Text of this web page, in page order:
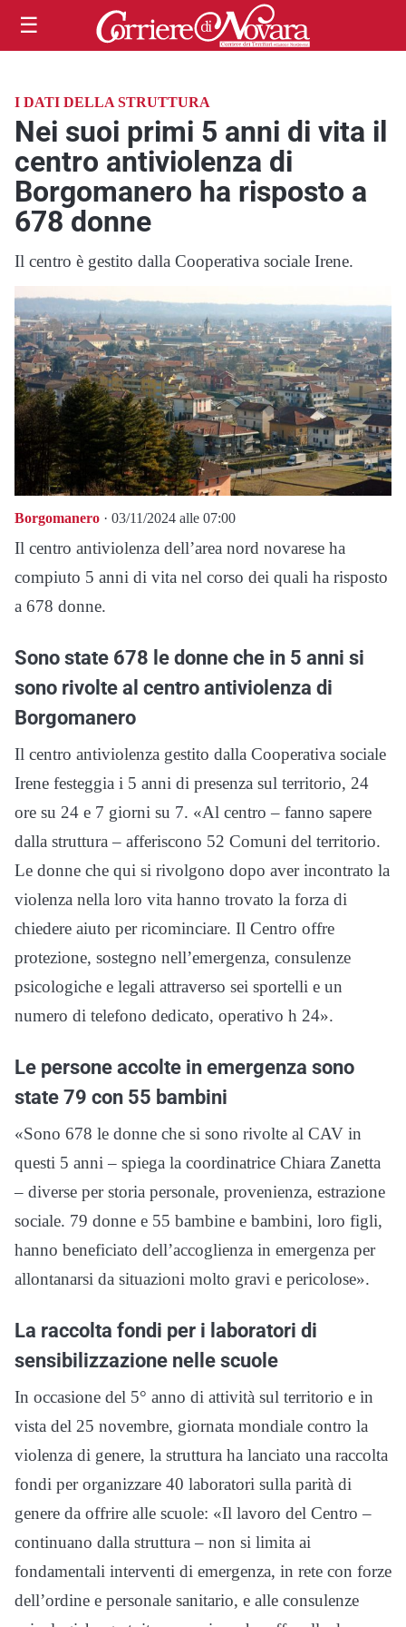
☰
I DATI DELLA STRUTTURA
Nei suoi primi 5 anni di vita il
centro antiviolenza di
Borgomanero ha risposto a
678 donne
Il centro è gestito dalla Cooperativa sociale Irene.
Borgomanero · 03/11/2024 alle 07:00
Il centro antiviolenza dell’area nord novarese ha
compiuto 5 anni di vita nel corso dei quali ha risposto
a 678 donne.
Sono state 678 le donne che in 5 anni si
sono rivolte al centro antiviolenza di
Borgomanero
Il centro antiviolenza gestito dalla Cooperativa sociale
Irene festeggia i 5 anni di presenza sul territorio, 24
ore su 24 e 7 giorni su 7. «Al centro – fanno sapere
dalla struttura – afferiscono 52 Comuni del territorio.
Le donne che qui si rivolgono dopo aver incontrato la
violenza nella loro vita hanno trovato la forza di
chiedere aiuto per ricominciare. Il Centro offre
protezione, sostegno nell’emergenza, consulenze
psicologiche e legali attraverso sei sportelli e un
numero di telefono dedicato, operativo h 24».
Le persone accolte in emergenza sono
state 79 con 55 bambini
«Sono 678 le donne che si sono rivolte al CAV in
questi 5 anni – spiega la coordinatrice Chiara Zanetta
– diverse per storia personale, provenienza, estrazione
sociale. 79 donne e 55 bambine e bambini, loro figli,
hanno beneficiato dell’accoglienza in emergenza per
allontanarsi da situazioni molto gravi e pericolose».
La raccolta fondi per i laboratori di
sensibilizzazione nelle scuole
In occasione del 5° anno di attività sul territorio e in
vista del 25 novembre, giornata mondiale contro la
violenza di genere, la struttura ha lanciato una raccolta
fondi per organizzare 40 laboratori sulla parità di
genere da offrire alle scuole: «Il lavoro del Centro –
continuano dalla struttura – non si limita ai
fondamentali interventi di emergenza, in rete con forze
dell’ordine e personale sanitario, e alle consulenze